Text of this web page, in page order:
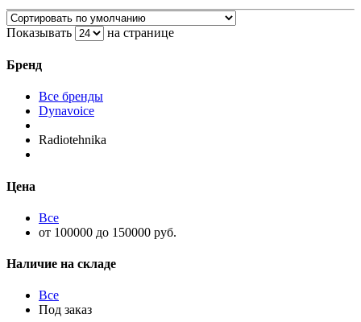
Показывать на странице
Бренд
Все бренды
Dynavoice
Radiotehnika
Цена
Все
от 100000 до 150000 руб.
Наличие на складе
Все
Под заказ